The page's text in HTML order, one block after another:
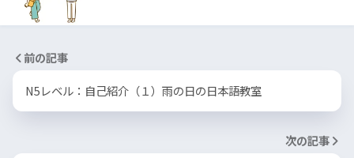
前の記事
N5レベル：自己紹介（１）雨の日の日本語教室
次の記事